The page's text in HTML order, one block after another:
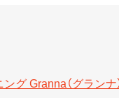
グ Granna（グランナ